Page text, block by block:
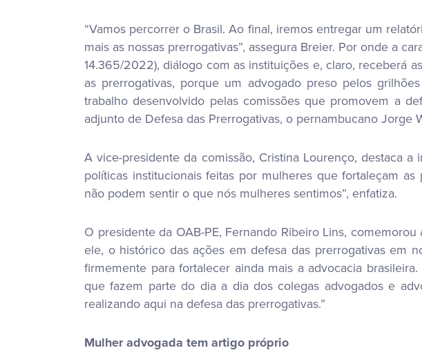
“Vamos percorrer o Brasil. Ao final, iremos entregar um
mais as nossas prerrogativas”, assegura Breier. Por onde a
14.365/2022), diálogo com as instituições e, claro, receberá
as prerrogativas, porque um advogado preso pelos
trabalho desenvolvido pelas comissões que promovem a
adjunto de Defesa das Prerrogativas, o pernambucano Jorge
A vice-presidente da comissão, Cristina Lourenço, destaca
políticas institucionais feitas por mulheres que fortaleçam
não podem sentir o que nós mulheres sentimos”, enfatiza.
O presidente da OAB-PE, Fernando Ribeiro Lins,
ele, o histórico das ações em defesa das prerrogativas em
firmemente para fortalecer ainda mais a advocacia
que fazem parte do dia a dia dos colegas advogados e
realizando aqui na defesa das prerrogativas.”
Mulher advogada tem artigo próprio